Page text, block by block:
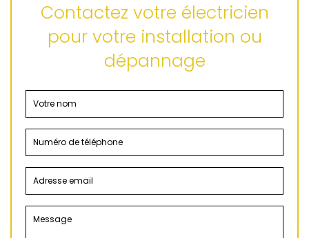
Contactez votre électricien
pour votre installation ou
dépannage